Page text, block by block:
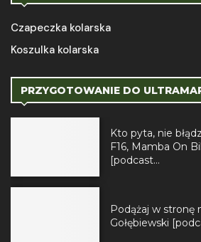
Czapeczka kolarska
Koszulka kolarska
PRZYGOTOWANIE DO
Kto pyta, nie
F16, Mamba On
[podcast...
Podążaj w stronę
Gołębiewski